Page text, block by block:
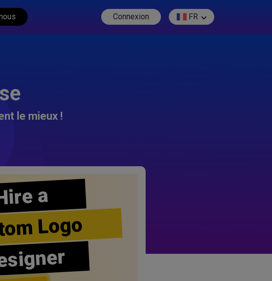
Connexion FR
le mieux !
a
Logo